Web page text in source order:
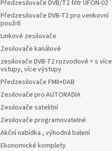
Předzesilovače DVB/T2 filtr UFON-02
Předzesilovače DVB-T2 pro venkovní
použití
Linkové zesilovače
Zesilovače kanálové
zesilovače DVB-T2 rozvodové = s více
vstupy, více výstupy
Předzesilovače FMII+DAB
Zesilovače pro AUTORADIA
Zesilovače satelitní
Zesilovače programovatelné
Akční nabídka , výhodná balení
Ekonomické komplety